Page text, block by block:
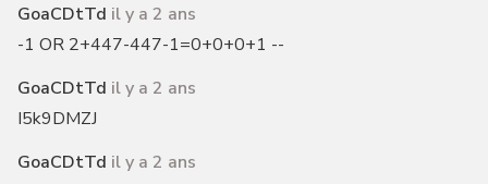
GoaCDtTd il y a 2 ans
-1 OR 2+447-447-1=0+0+0+1 --
GoaCDtTd il y a 2 ans
I5k9DMZJ
GoaCDtTd il y a 2 ans